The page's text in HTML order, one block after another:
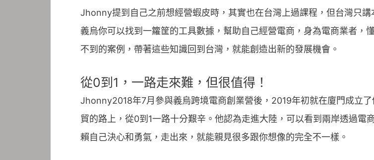
Jhonny提到自己之前想經營蝦皮時，其實也在台灣上過課程，但台灣只
義烏你可以找到一籮筐的工具數據，幫助自己經營電商，身為電商業者，
不到的案例，帶著這些知識回到台灣，就能創造出新的發展機會。
從0到1，一路走來難，但很值得！
Jhonny2018年7月參與義烏跨境電商創業營後，2019年初就在廈門成立
貿的路上，從0到1一路十分艱辛。他認為走進大陸，可以看到兩岸透過電
賴自己決心和勇氣，走出來，就能親見很多跟你想像的完全不一樣。